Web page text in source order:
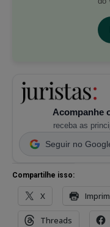
Acompanhe
receba as
Seguir no
Compartilhe isso:
X
Threads